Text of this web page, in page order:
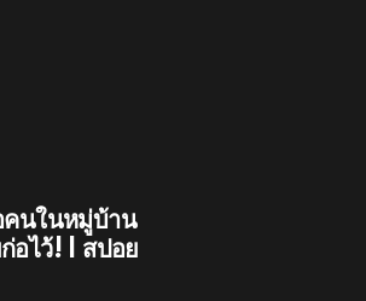
คนในหมู่บ้าน
อไว้! | สปอย